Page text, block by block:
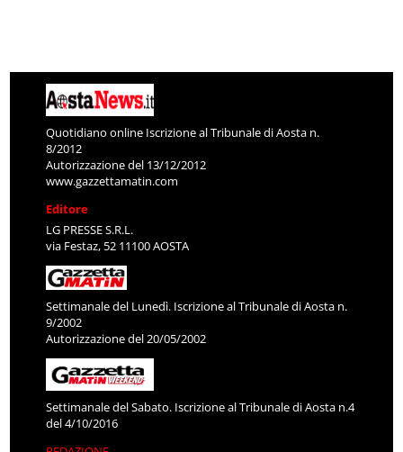
Quotidiano online Iscrizione al Tribunale di Aosta n.
8/2012
Autorizzazione del 13/12/2012
www.gazzettamatin.com
Editore
LG PRESSE S.R.L.
via Festaz, 52 11100 AOSTA
Settimanale del Lunedì. Iscrizione al Tribunale di Aosta n.
9/2002
Autorizzazione del 20/05/2002
Settimanale del Sabato. Iscrizione al Tribunale di Aosta n.4
del 4/10/2016